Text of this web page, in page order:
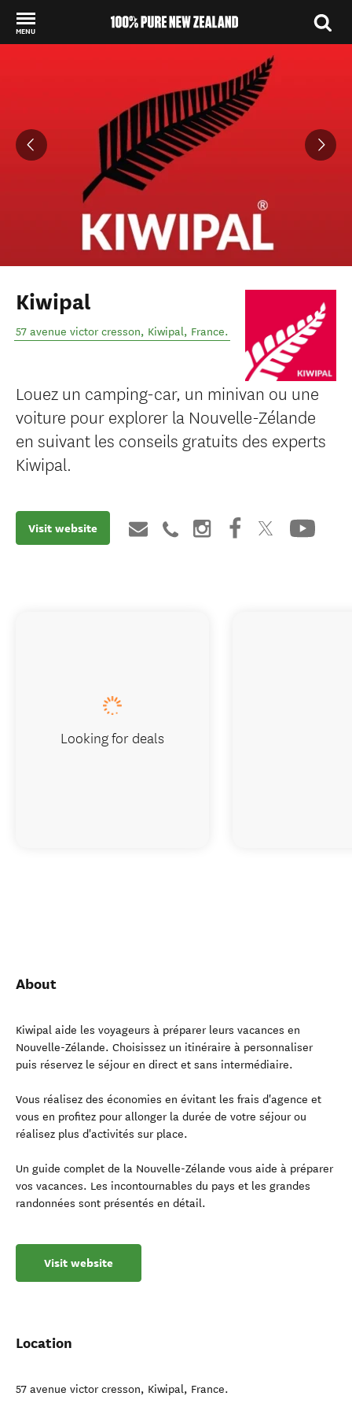
MENU
Kiwipal
57 avenue victor cresson, Kiwipal, France.
Louez un camping-car, un minivan ou une
voiture pour explorer la Nouvelle-Zélande
en suivant les conseils gratuits des experts
Kiwipal.
Visit website
About
Kiwipal aide les voyageurs à préparer leurs vacances en
Nouvelle-Zélande. Choisissez un itinéraire à personnaliser
puis réservez le séjour en direct et sans intermédiaire.
Vous réalisez des économies en évitant les frais d'agence et
vous en profitez pour allonger la durée de votre séjour ou
réalisez plus d'activités sur place.
Un guide complet de la Nouvelle-Zélande vous aide à préparer
vos vacances. Les incontournables du pays et les grandes
randonnées sont présentés en détail.
Visit website
Location
57 avenue victor cresson, Kiwipal, France.
Looking for deals